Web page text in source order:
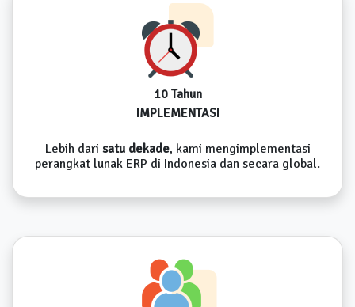
10 Tahun
IMPLEMENTASI
Lebih dari satu dekade, kami mengimplementasi
perangkat lunak ERP di Indonesia dan secara global.